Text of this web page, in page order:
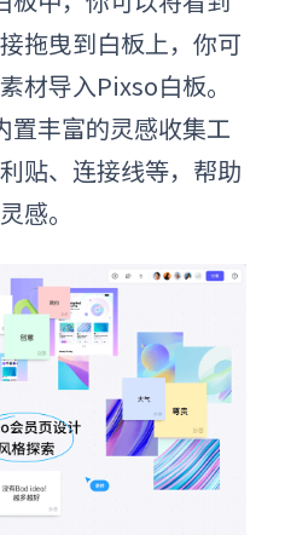
拖曳到白板上，你可
材导入Pixso白板。
置丰富的灵感收集工
贴、连接线等，帮助
感。